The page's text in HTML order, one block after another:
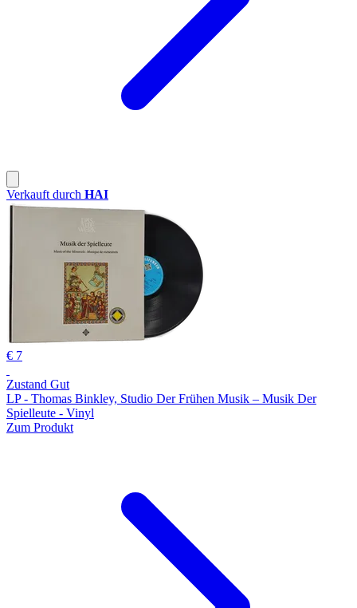
Verkauft durch HAI
€ 7
Zustand Gut
LP - Thomas Binkley, Studio Der Frühen Musik – Musik Der
Spielleute - Vinyl
Zum Produkt